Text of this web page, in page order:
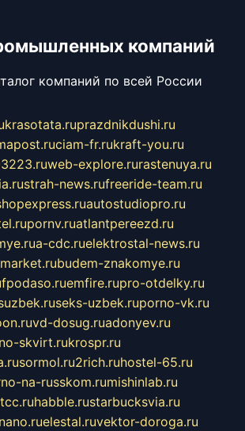
компаний
компаний по всей России
krasotata.ruprazdnikdushi.ru
ciam-fr.rukraft-you.ru
web-explore.rurastenuya.ru
strah-news.rufreeride-team.ru
autostudiopro.ru
pornv.ruatlantpereezd.ru
a-cdc.ruelektrostal-news.ru
budem-znakomye.ru
fpodaso.ruemfire.rupro-otdelky.ru
seks-uzbek.ruporno-vk.ru
vd-dosug.ruadonyev.ru
skvirt.rukrospr.ru
sormol.ru2rich.ruhostel-65.ru
na-russkom.rumishinlab.ru
habble.rustarbucksvia.ru
elestal.ruvektor-doroga.ru